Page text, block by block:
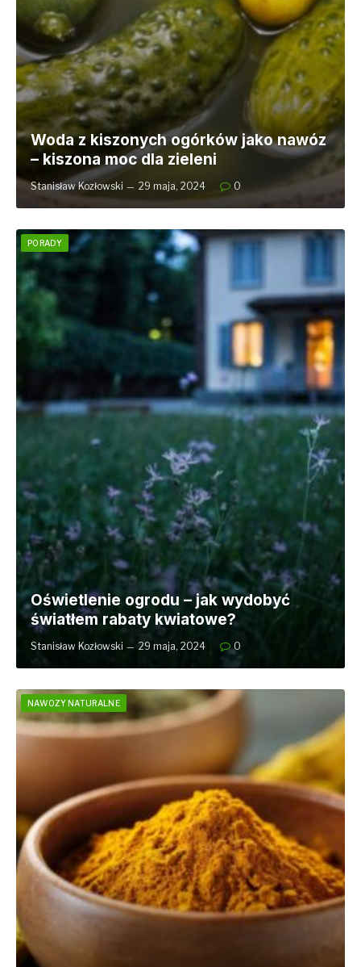
Woda z kiszonych ogórków jako nawóz
– kiszona moc dla zieleni
Stanisław Kozłowski 29 maja, 2024 0
PORADY
Oświetlenie ogrodu – jak wydobyć
światłem rabaty kwiatowe?
Stanisław Kozłowski 29 maja, 2024 0
NAWOZY NATURALNE